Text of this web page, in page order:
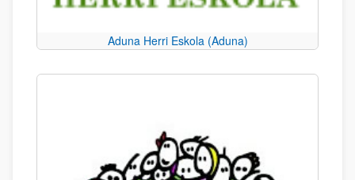
Aduna Herri Eskola (Aduna)